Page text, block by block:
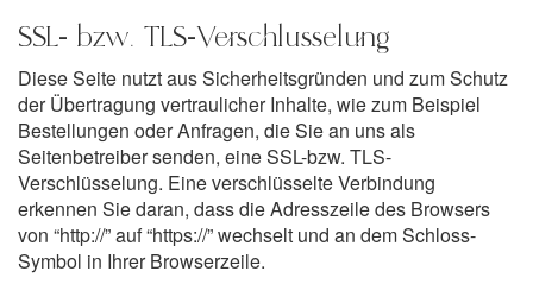
SSL- bzw. TLS-Verschlüsselung
Diese Seite nutzt aus Sicherheitsgründen und zum Schutz
der Übertragung vertraulicher Inhalte, wie zum Beispiel
Bestellungen oder Anfragen, die Sie an uns als
Seitenbetreiber senden, eine SSL-bzw. TLS-
Verschlüsselung. Eine verschlüsselte Verbindung
erkennen Sie daran, dass die Adresszeile des Browsers
von “http://” auf “https://” wechselt und an dem Schloss-
Symbol in Ihrer Browserzeile.